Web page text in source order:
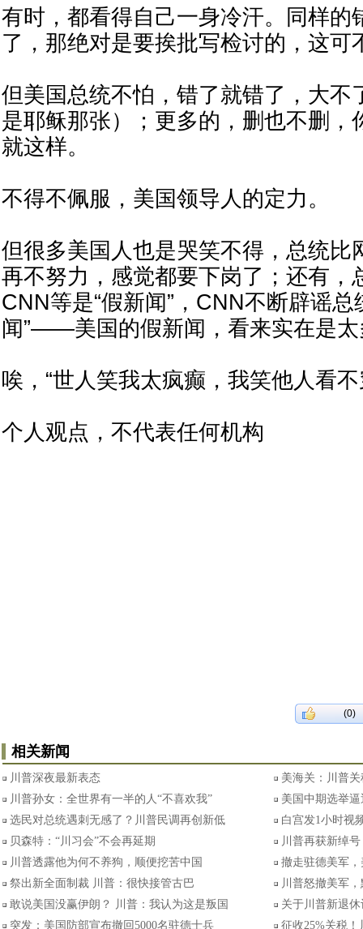
有时，都看得自己一身冷汗。同样的
了，那绝对是要挨批写检讨的，这可
但美国总统不怕，错了就错了，大不
是耶稣那张）；更多的，删也不删，
就这样。
不得不佩服，美国领导人的定力。
但很多美国人也是哭笑不得，总统比
再不努力，感觉都要下岗了；还有，
CNN等是“假新闻”，CNN不断辟谣总
闻”——美国的假新闻，看来实在是太
唉，“世人笑我太疯癫，我笑他人看不
个人观点，不代表任何机构
(0)
相关新闻
川普深夜最新表态
美海关：川普
川普孙女：全世界有一半的人“不喜欢我”
美国中期选举
选民对总统遇刺无感了？川普民调再创新低
白宫发1小时视
贝森特：“川习会”不会再延期
川普再获新绰号
川普透露他为何不养狗，顺便挖苦中国
撤走驻德美军
祭出新全面制裁 川普：很快接管古巴
川普怒撤美军
敢说美国没赢伊朗？ 川普：我认为这是叛国
关于川普新退
突发：美国防部宣布撤回5000名驻德士兵
征收25%关税